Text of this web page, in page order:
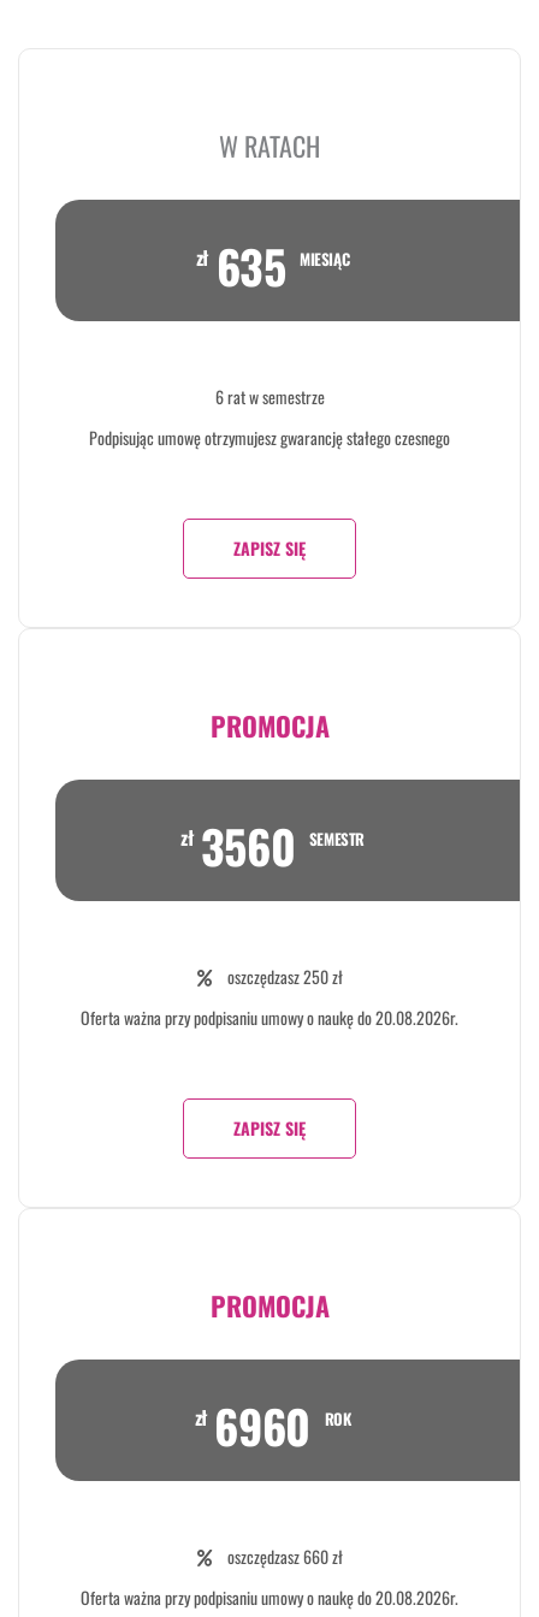
W RATACH
zł 635 MIESIĄC
6 rat w semestrze
Podpisując umowę otrzymujesz gwarancję stałego czesnego
ZAPISZ SIĘ
PROMOCJA
zł 3560 SEMESTR
oszczędzasz 250 zł
Oferta ważna przy podpisaniu umowy o naukę do 20.08.2026r.
ZAPISZ SIĘ
PROMOCJA
zł 6960 ROK
oszczędzasz 660 zł
Oferta ważna przy podpisaniu umowy o naukę do 20.08.2026r.